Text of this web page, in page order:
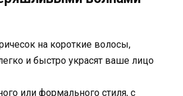
или формального стиля, с